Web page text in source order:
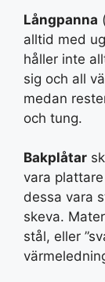
Långpanna
alltid med
håller inte
sig och all
medan
och tung.
Bakplåtar
vara
dessa vara
skeva.
stål, eller